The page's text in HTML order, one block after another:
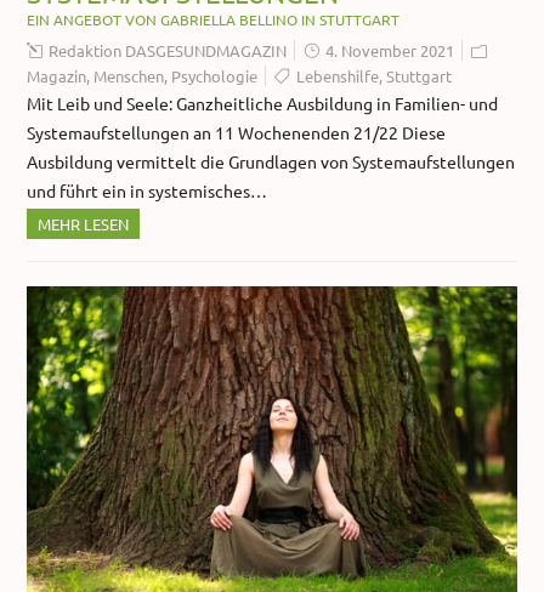
EIN ANGEBOT VON GABRIELLA BELLINO IN STUTTGART
Redaktion DASGESUNDMAGAZIN
4. November 2021
Magazin, Menschen, Psychologie Lebenshilfe,Stuttgart
Mit Leib und Seele: Ganzheitliche Ausbildung in Familien- und
Systemaufstellungen an 11 Wochenenden 21/22 Diese
Ausbildung vermittelt die Grundlagen von Systemaufstellungen
und führt ein in systemisches…
MEHR LESEN